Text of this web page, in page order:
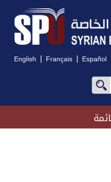
English | Français | Español